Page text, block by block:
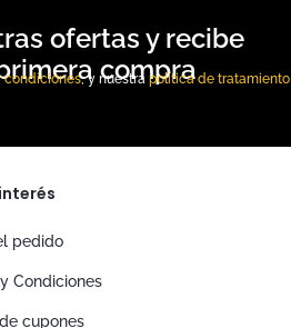
condiciones, y nuestra política de tratamiento
pedido
Condiciones
cupones